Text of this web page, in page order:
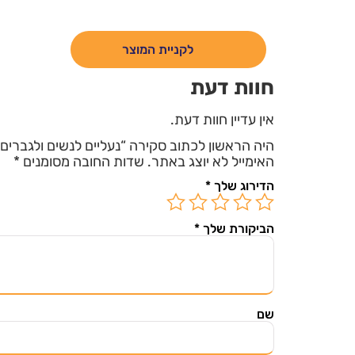
לקניית המוצר
חוות דעת
אין עדיין חוות דעת.
היה הראשון לכתוב סקירה “נעליים לנשים ולגברים HOBIBEAR”
האימייל לא יוצג באתר. שדות החובה מסומנים *
הדירוג שלך *
הביקורת שלך *
שם